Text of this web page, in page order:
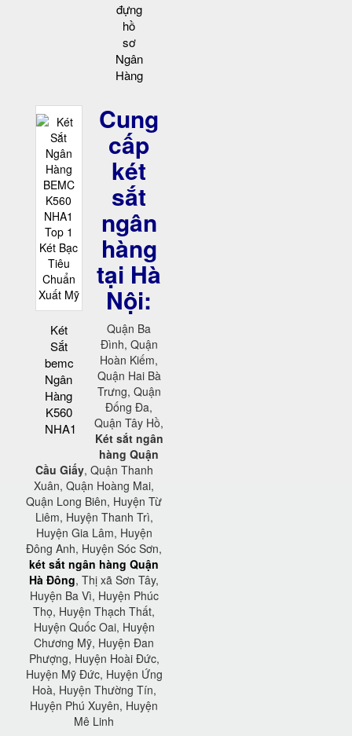
đựng
hồ
sơ
Ngân
Hàng
Két
Sắt
bemc
Ngân
Hàng
K560
NHA1
Cung
cấp
két
sắt
ngân
hàng
tại Hà
Nội:
Quận Ba
Đình, Quận
Hoàn Kiếm,
Quận Hai Bà
Trưng, Quận
Đống Đa,
Quận Tây Hồ,
Két sắt ngân
hàng Quận
Cầu Giấy, Quận Thanh
Xuân, Quận Hoàng Mai,
Quận Long Biên, Huyện Từ
Liêm, Huyện Thanh Trì,
Huyện Gia Lâm, Huyện
Đông Anh, Huyện Sóc Sơn,
két sắt ngân hàng Quận
Hà Đông, Thị xã Sơn Tây,
Huyện Ba Vì, Huyện Phúc
Thọ, Huyện Thạch Thất,
Huyện Quốc Oai, Huyện
Chương Mỹ, Huyện Đan
Phượng, Huyện Hoài Đức,
Huyện Mỹ Đức, Huyện Ứng
Hoà, Huyện Thường Tín,
Huyện Phú Xuyên, Huyện
Mê Linh